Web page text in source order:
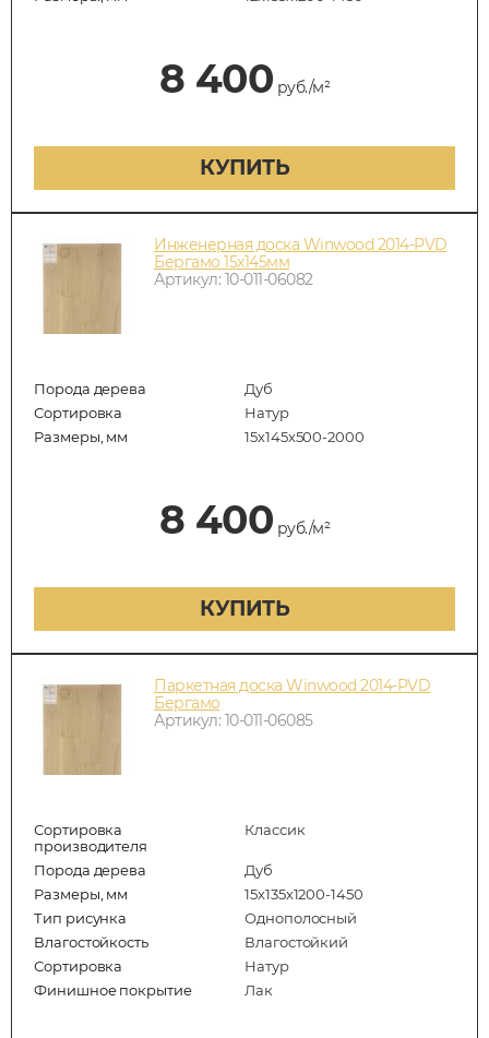
8 400 руб./м²
КУПИТЬ
Инженерная доска Winwood 2014-PVD
Бергамо 15х145мм
Артикул: 10-011-06082
Порода дерева
Дуб
Сортировка
Натур
Размеры, мм
15х145х500-2000
8 400 руб./м²
КУПИТЬ
Паркетная доска Winwood 2014-PVD
Бергамо
Артикул: 10-011-06085
Сортировка
производителя
Классик
Порода дерева
Дуб
Размеры, мм
15х135х1200-1450
Тип рисунка
Однополосный
Влагостойкость
Влагостойкий
Сортировка
Натур
Финишное покрытие
Лак